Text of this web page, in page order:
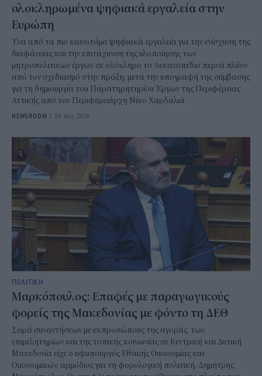
ολοκληρωμένα ψηφιακά εργαλεία στην
Ευρώπη
Ένα από τα πιο καινοτόμα ψηφιακά εργαλεία για την ενίσχυση της
διαφάνειας και την επιτάχυνση της υλοποίησης των
μητροπολιτικών έργων σε ολόκληρο το Λεκανοπέδιο περνά πλέον
από τον σχεδιασμό στην πράξη, μετά την υπογραφή της σύμβασης
για τη δημιουργία του Παρατηρητηρίου Έργων της Περιφέρειας
Αττικής από τον Περιφερειάρχη Νίκο Χαρδαλιά .
NEWSROOM / 06 Αυγ 2026
ΠΟΛΙΤΙΚΗ
Μαρκόπουλος: Επαφές με παραγωγικούς
φορείς της Μακεδονίας με φόντο τη ΔΕΘ
Σειρά συναντήσεων με εκπροσώπους της αγοράς, των
επιμελητηρίων και της τοπικής κοινωνίας σε Κεντρική και Δυτική
Μακεδονία είχε ο υφυπουργός Εθνικής Οικονομίας και
Οικονομικών, αρμόδιος για τη φορολογική πολιτική, Δημήτρης